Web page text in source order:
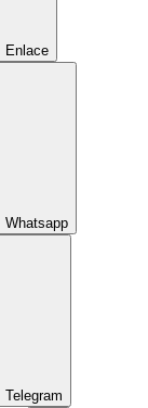
Enlace
Whatsapp
Telegram